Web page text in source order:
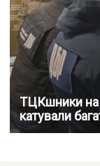
ТЦКшники на
катували